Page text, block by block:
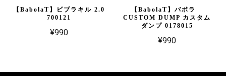
【BabolaT】ビブラキル 2.0
700121
¥990
【BabolaT】バボラ
CUSTOM DUMP カスタム
ダンプ 0178015
¥990